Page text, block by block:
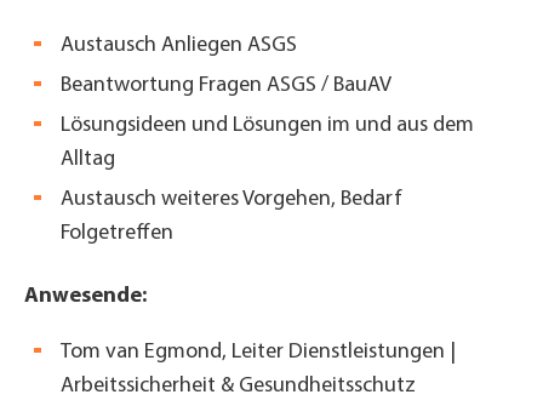
Austausch Anliegen ASGS
Beantwortung Fragen ASGS / BauAV
Lösungsideen und Lösungen im und aus dem
Alltag
Austausch weiteres Vorgehen, Bedarf
Folgetreffen
Anwesende:
Tom van Egmond, Leiter Dienstleistungen |
Arbeitssicherheit & Gesundheitsschutz